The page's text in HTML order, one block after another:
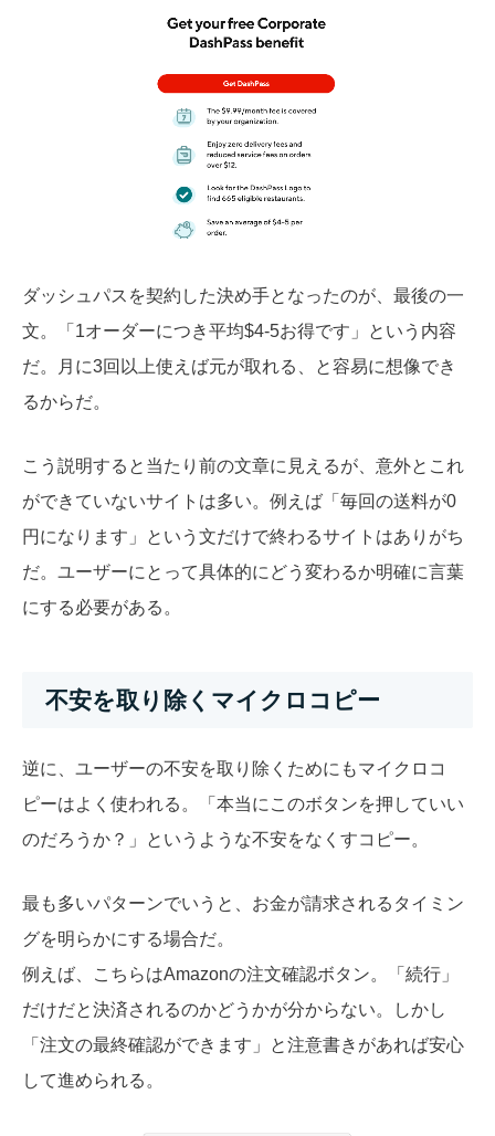
ダッシュパスを契約した決め手となったのが、最後の一
文。「1オーダーにつき平均$4-5お得です」という内容
だ。月に3回以上使えば元が取れる、と容易に想像でき
るからだ。
こう説明すると当たり前の文章に見えるが、意外とこれ
ができていないサイトは多い。例えば「毎回の送料が0
円になります」という文だけで終わるサイトはありがち
だ。ユーザーにとって具体的にどう変わるか明確に言葉
にする必要がある。
不安を取り除くマイクロコピー
逆に、ユーザーの不安を取り除くためにもマイクロコ
ピーはよく使われる。「本当にこのボタンを押していい
のだろうか？」というような不安をなくすコピー。
最も多いパターンでいうと、お金が請求されるタイミン
グを明らかにする場合だ。
例えば、こちらはAmazonの注文確認ボタン。「続行」
だけだと決済されるのかどうかが分からない。しかし
「注文の最終確認ができます」と注意書きがあれば安心
して進められる。